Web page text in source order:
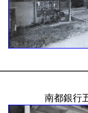
南都銀行